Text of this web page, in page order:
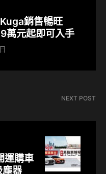
銷售暢旺
萬元起即可入手
NEXT POST
運購車
器